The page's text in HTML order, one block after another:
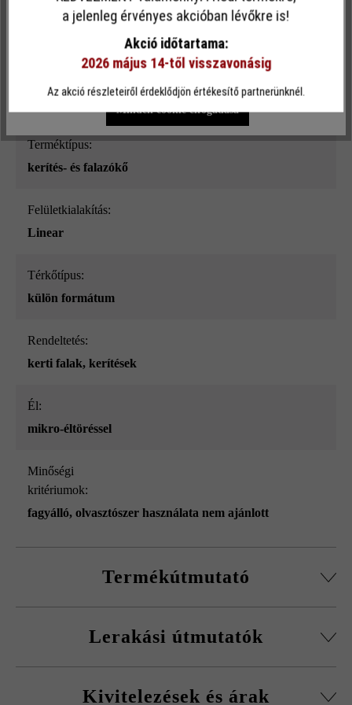
Felületi struktúra:
Terméktípus:
kerítés- és falazókő
Felületkialakítás:
Linear
Térkőtípus:
külön formátum
Rendeltetés:
kerti falak, kerítések
él:
mikro-éltöréssel
Minőségi
kritériumok:
fagyálló, olvasztószer használata nem ajánlott
Termékútmutató
kövekkel, sarokkő-szettel és fedőlapokkal.
Falakhoz és kerítésekhez, valamint előfalazáshoz
Lerakási útmutatók
kitöltőbeton javasolt betonminőségét.
Kivitelezések és árak
Ez a webhely cookie-kat használ, hogy a lehető legjobb
funkcionalitást kínálja Önnek...További információ
Egyéni beállítások Csak funkcionális cookie elfogadása
Minden cookie elfogadása
a jelenleg érvényes akcióban lévőkre is!
Akció időtartama:
2026 május 14-től visszavonásig
Az akció részleteiről érdeklődjön értékesítő partnerünknél.